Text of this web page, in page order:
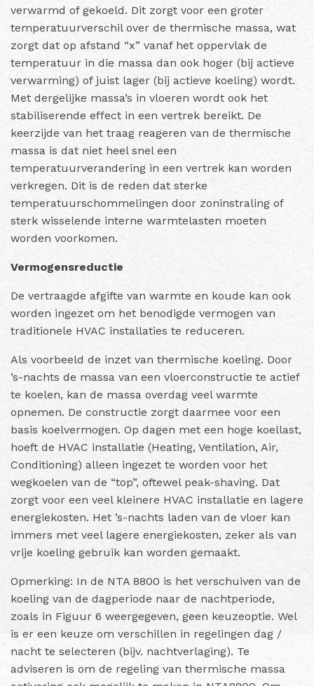
verwarmd of gekoeld. Dit zorgt voor een groter
temperatuurverschil over de thermische massa, wat
zorgt dat op afstand “x” vanaf het oppervlak de
temperatuur in die massa dan ook hoger (bij actieve
verwarming) of juist lager (bij actieve koeling) wordt.
Met dergelijke massa’s in vloeren wordt ook het
stabiliserende effect in een vertrek bereikt. De
keerzijde van het traag reageren van de thermische
massa is dat niet heel snel een
temperatuurverandering in een vertrek kan worden
verkregen. Dit is de reden dat sterke
temperatuurschommelingen door zoninstraling of
sterk wisselende interne warmtelasten moeten
worden voorkomen.
Vermogensreductie
De vertraagde afgifte van warmte en koude kan ook
worden ingezet om het benodigde vermogen van
traditionele HVAC installaties te reduceren.
Als voorbeeld de inzet van thermische koeling. Door
’s-nachts de massa van een vloerconstructie te actief
te koelen, kan de massa overdag veel warmte
opnemen. De constructie zorgt daarmee voor een
basis koelvermogen. Op dagen met een hoge koellast,
hoeft de HVAC installatie (Heating, Ventilation, Air,
Conditioning) alleen ingezet te worden voor het
wegkoelen van de “top”, oftewel peak-shaving. Dat
zorgt voor een veel kleinere HVAC installatie en lagere
energiekosten. Het ’s-nachts laden van de vloer kan
immers met veel lagere energiekosten, zeker als van
vrije koeling gebruik kan worden gemaakt.
Opmerking: In de NTA 8800 is het verschuiven van de
koeling van de dagperiode naar de nachtperiode,
zoals in Figuur 6 weergegeven, geen keuzeoptie. Wel
is er een keuze om verschillen in regelingen dag /
nacht te selecteren (bijv. nachtverlaging). Te
adviseren is om de regeling van thermische massa